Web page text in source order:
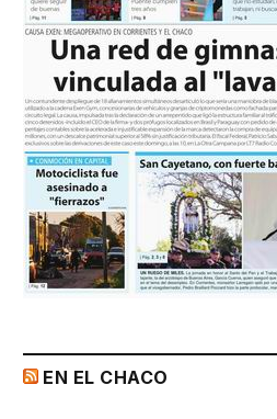
EN EL CHACO